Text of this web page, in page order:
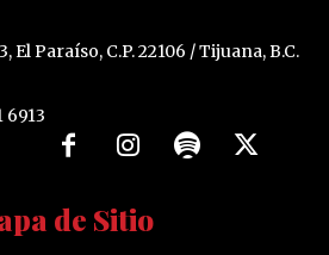
El Paraíso, C.P. 22106 / Tijuana, B.C.
6913
de Sitio